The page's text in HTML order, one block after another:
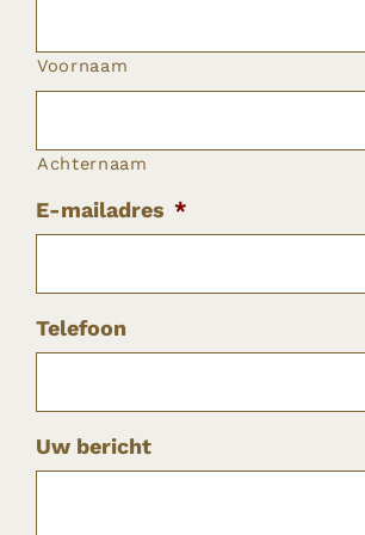
Voornaam
Achternaam
E-mailadres *
Telefoon
Uw bericht